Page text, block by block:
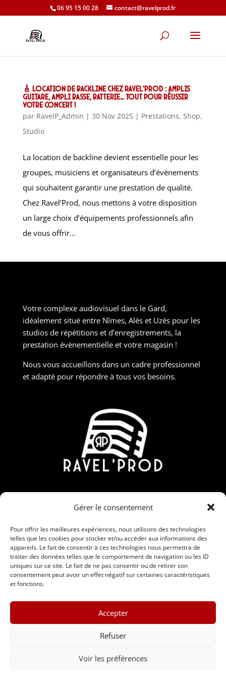
Gérer le consentement
Pour offrir les meilleures expériences, nous utilisons des technologies
telles que les cookies pour stocker et/ou accéder aux informations des
appareils. Le fait de consentir à ces technologies nous permettra de
traiter des données telles que le comportement de navigation ou les ID
uniques sur ce site. Le fait de ne pas consentir ou de retirer son
consentement peut avoir un effet négatif sur certaines caractéristiques
et fonctions.
Accepter
Refuser
Voir les préférences
06 95 15 00 28 contact@ravelprod.fr
🎸 Location de Backline chez Ravel’Prod : amplis
guitare, ampli basse, batterie… Tout pour réussir
votre concert !
par RavelP_Admin | 30 Nov 2025| Prestations, Shop,
Studio
La location de backline devient essentielle pour les
groupes, musiciens et organisateurs d’événements
qui souhaitent garantir une prestation de qualité.
Chez Ravel’Prod, nous mettons à votre disposition
un large choix d’équipements professionnels afin
de vous offrir...
Votre complexe audiovisuel dans le Gard,
idéalement situé entre Nîmes, Alès et Uzès pour les
studios de répétitions et d’enregistrements, la
prestation évènementielle et votre magasin !
Nous vous accueillons dans un cadre professionnel
et adapté pour répondre à tous vos besoins.
Saint-Chaptes
06 95 15 00 28 / 09 86 56 91 26
contact@ravelprod.fr